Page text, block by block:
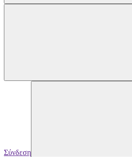
Σύνδεση